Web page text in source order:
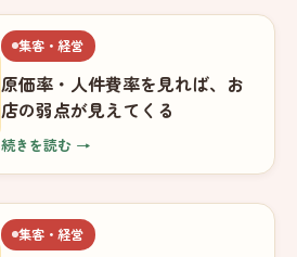
集客・経営
原価率・人件費率を見れば、お
店の弱点が見えてくる
続きを読む →
集客・経営